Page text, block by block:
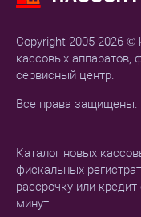
Copyright 2005-2026 ©
кассовых аппаратов,
сервисный центр.
Все права защищены.
Каталог новых
фискальных
рассрочку или
минут.